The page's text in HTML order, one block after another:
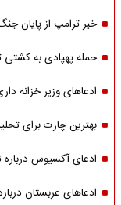
خبر ترامپ از پایان
حمله پهپادی به کشتی
ادعاهای وزیر خزانه
بهترین چارت برای
ادعای آکسیوس درباره
ادعاهای عربستان